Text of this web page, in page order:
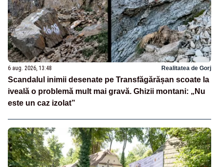
6 aug. 2026, 13:48 Realitatea de Gorj
Scandalul inimii desenate pe Transfăgărășan scoate la
iveală o problemă mult mai gravă. Ghizii montani: „Nu
este un caz izolat”